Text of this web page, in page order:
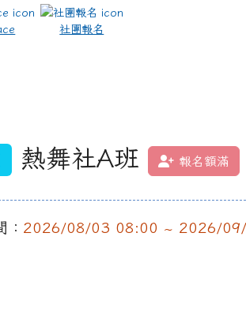
社團報名
熱舞社A班 報名額滿
： 2026/08/03 08:00 ~ 2026/
learning-online/